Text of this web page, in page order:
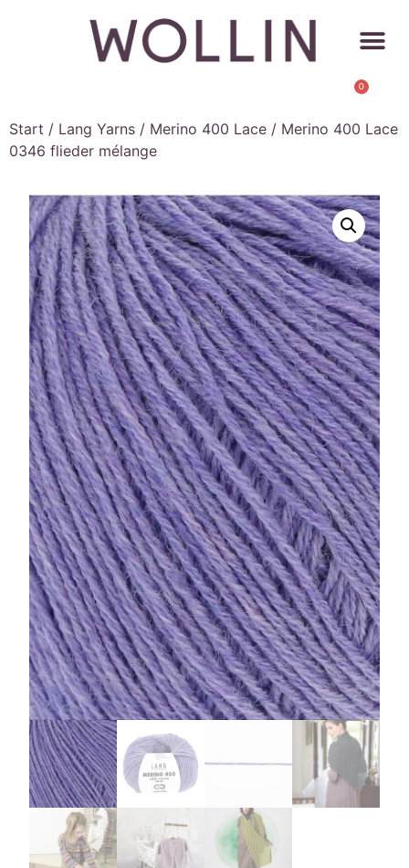
0
Start / Lang Yarns / Merino 400 Lace / Merino 400 Lace
0346 flieder mélange